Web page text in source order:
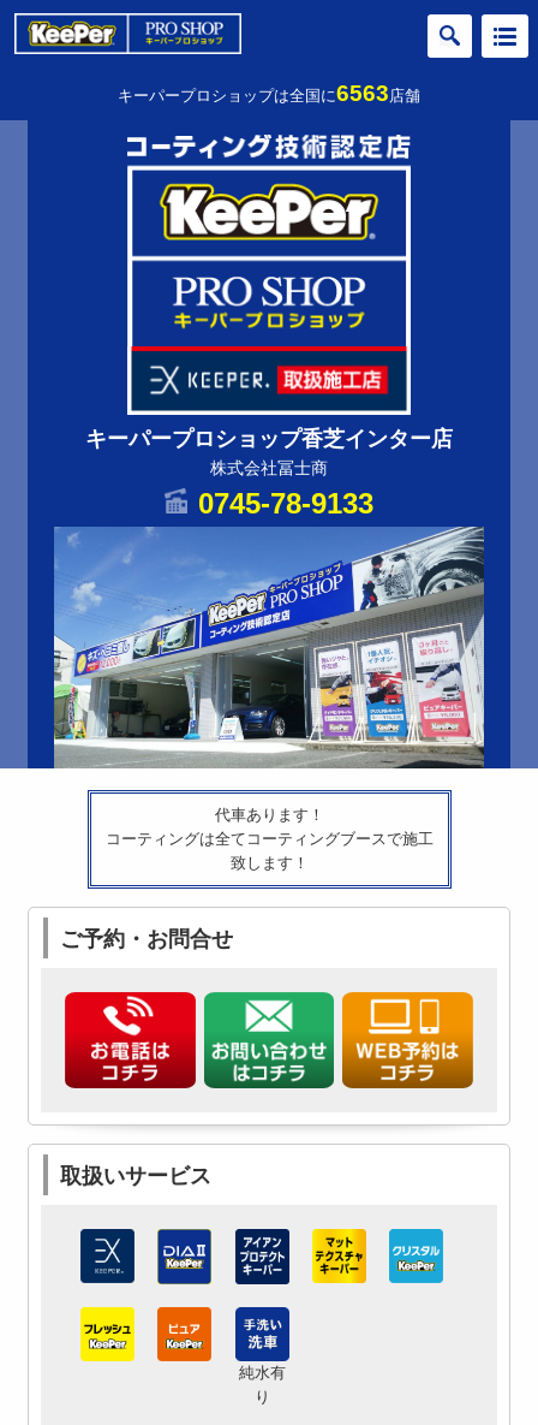
キーパープロショップは全国に6563店舗
キーパープロショップ香芝インター店
株式会社冨士商
0745-78-9133
代車あります！
コーティングは全てコーティングブースで施工
致します！
ご予約・お問合せ
取扱いサービス
純水有
り